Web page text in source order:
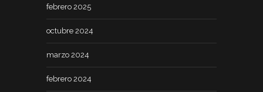
febrero 2025
octubre 2024
marzo 2024
febrero 2024